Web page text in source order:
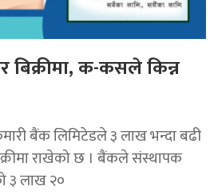
क-कसले किन्न
बैंक लिमिटेडले ३ लाख भन्दा बढी
राखेको छ । बैंकले संस्थापक
३ लाख २०